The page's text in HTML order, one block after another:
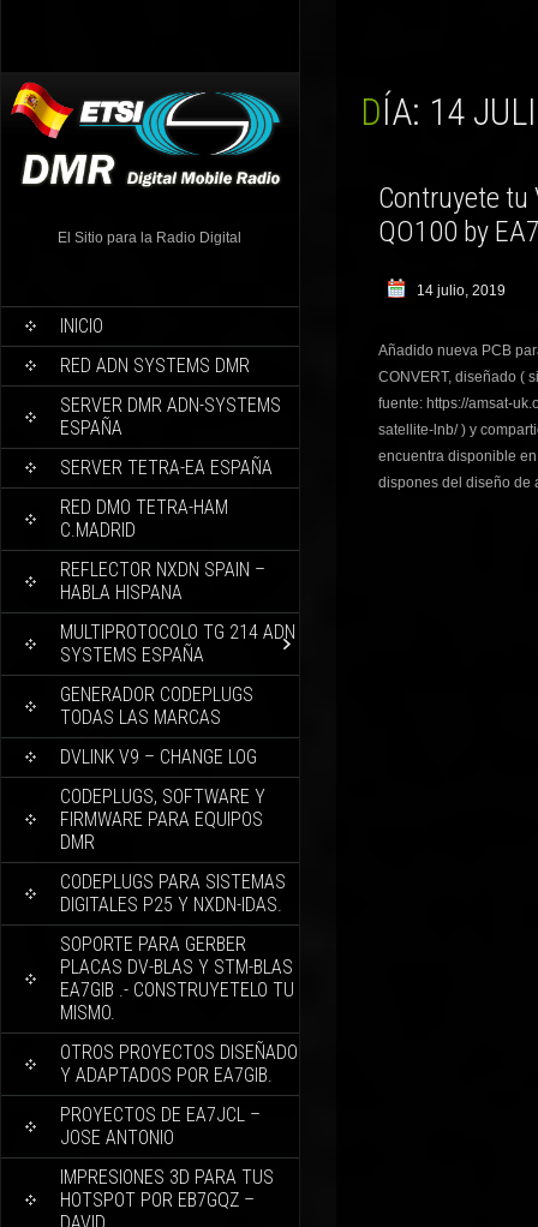
El Sitio para la Radio Digital
INICIO
RED ADN SYSTEMS DMR
SERVER DMR ADN-SYSTEMS
ESPAÑA
SERVER TETRA-EA ESPAÑA
RED DMO TETRA-HAM
C.MADRID
REFLECTOR NXDN SPAIN –
HABLA HISPANA
MULTIPROTOCOLO TG 214 ADN
SYSTEMS ESPAÑA
GENERADOR CODEPLUGS
TODAS LAS MARCAS
DVLINK V9 – CHANGE LOG
CODEPLUGS, SOFTWARE Y
FIRMWARE PARA EQUIPOS
DMR
CODEPLUGS PARA SISTEMAS
DIGITALES P25 Y NXDN-IDAS.
SOPORTE PARA GERBER
PLACAS DV-BLAS Y STM-BLAS
EA7GIB .- CONSTRUYETELO TU
MISMO.
OTROS PROYECTOS DISEÑADO
Y ADAPTADOS POR EA7GIB.
PROYECTOS DE EA7JCL –
JOSE ANTONIO
IMPRESIONES 3D PARA TUS
HOTSPOT POR EB7GQZ –
DAVID
DÍA: 14
Contruyete tu
QO100 by
14 julio, 2019
Añadido nueva PCB
CONVERT, diseñado (
fuente: https://amsat-
satellite-lnb/ ) y
encuentra disponible
dispones del diseño de